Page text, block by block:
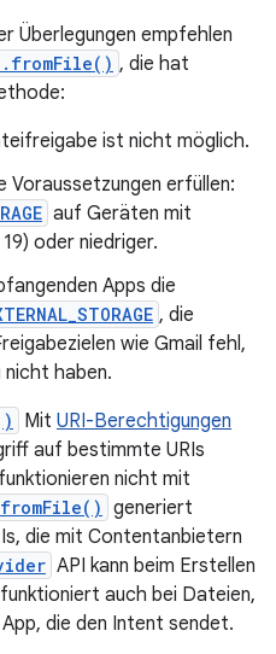
Überlegungen empfehlen
, die hat
ist nicht möglich.
Voraussetzungen erfüllen:
auf Geräten mit
oder niedriger.
Apps die
, die
wie Gmail fehl,
haben.
Mit URI-Berechtigungen
auf bestimmte URIs
nicht mit
generiert
die mit Contentanbietern
API kann beim Erstellen
auch bei Dateien,
die den Intent sendet.